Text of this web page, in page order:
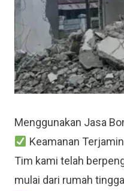
Menggunakan Jasa
Keamanan Terjamin
Tim kami telah
mulai dari rumah